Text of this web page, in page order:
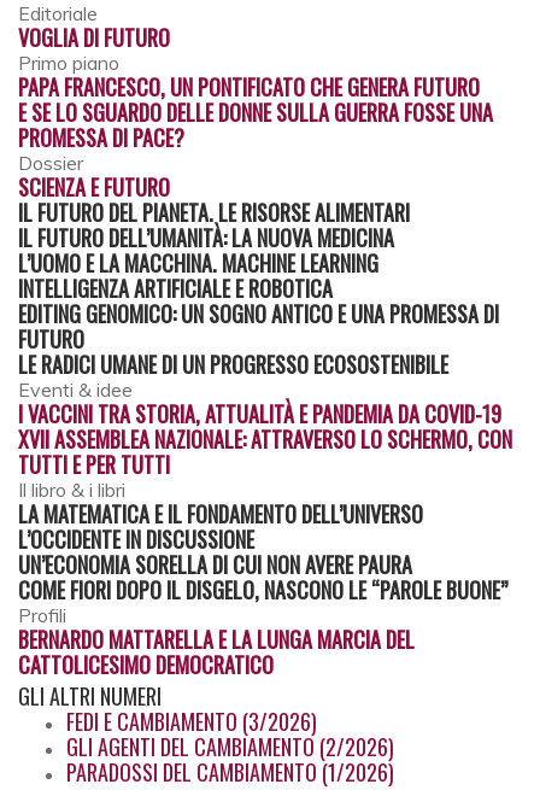
Editoriale
VOGLIA DI FUTURO
Primo piano
PAPA FRANCESCO, UN PONTIFICATO CHE GENERA FUTURO
E SE LO SGUARDO DELLE DONNE SULLA GUERRA FOSSE UNA
PROMESSA DI PACE?
Dossier
SCIENZA E FUTURO
IL FUTURO DEL PIANETA. LE RISORSE ALIMENTARI
IL FUTURO DELL’UMANITÀ: LA NUOVA MEDICINA
L’UOMO E LA MACCHINA. MACHINE LEARNING
INTELLIGENZA ARTIFICIALE E ROBOTICA
EDITING GENOMICO: UN SOGNO ANTICO E UNA PROMESSA DI
FUTURO
LE RADICI UMANE DI UN PROGRESSO ECOSOSTENIBILE
Eventi & idee
I VACCINI TRA STORIA, ATTUALITÀ E PANDEMIA DA COVID-19
XVII ASSEMBLEA NAZIONALE: ATTRAVERSO LO SCHERMO, CON
TUTTI E PER TUTTI
Il libro & i libri
LA MATEMATICA E IL FONDAMENTO DELL’UNIVERSO
L’OCCIDENTE IN DISCUSSIONE
UN’ECONOMIA SORELLA DI CUI NON AVERE PAURA
COME FIORI DOPO IL DISGELO, NASCONO LE “PAROLE BUONE”
Profili
BERNARDO MATTARELLA E LA LUNGA MARCIA DEL
CATTOLICESIMO DEMOCRATICO
GLIALTRI NUMERI
FEDI E CAMBIAMENTO (3/2026)
GLI AGENTI DEL CAMBIAMENTO (2/2026)
PARADOSSI DEL CAMBIAMENTO (1/2026)